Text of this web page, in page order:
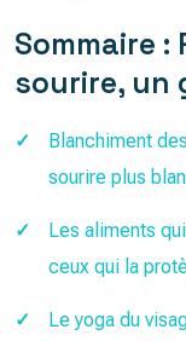
Sommaire :
sourire, un
Blanchiment
sourire plus
Les aliments
ceux qui la
Le yoga du